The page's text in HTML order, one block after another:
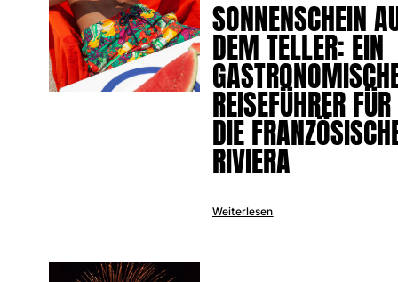
einen Store finden
Kontaktieren sie uns
Verfolgen Sie meine Bestellung
SONNENSCHEIN
DEM TELLER: EIN
REISEFÜHRER FÜR
DIE
RIVIERA
Weiterlesen